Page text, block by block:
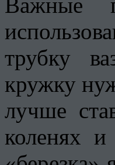
Важные
трубку
кружку
лучше
коленях